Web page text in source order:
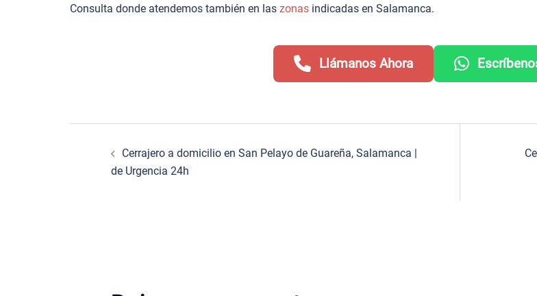
Consulta donde atendemos también en las zonas indicadas en Salamanca.
Llámanos Ahora
Navegación
Cerrajero a domicilio en San Pelayo de Guareña, Salamanca |
de Urgencia 24h